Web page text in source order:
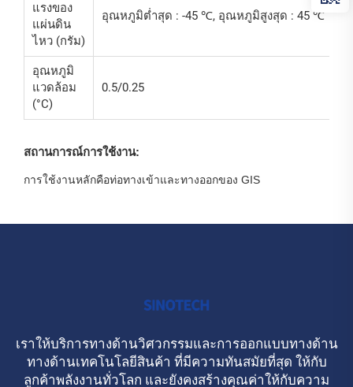
แรงของ
แผ่นดิน
ไหว (กรัม)
อุณหภูมิต่ำสุด : -45 ℃, อุณหภูมิสูงสุด : 45 ℃
อุณหภูมิ
แวดล้อม
(°C)
0.5/0.25
สถานการณ์การใช้งาน:
การใช้งานหลักคือท่อทางเข้าและทางออกของ GIS
เราให้บริการทางด้านวิศวกรรมและการออกแบบทางด้าน
ทางด้านเทคโนโลยีสินค้า ที่มีความทันสมัยที่สุด ให้กับ
ลูกค้าพลังงานทั่วโลก และยังคงสร้างคุณค่าให้กับความ